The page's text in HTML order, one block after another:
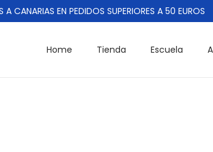
A CANARIAS EN PEDIDOS SUPERIORES A 50 EUROS
Home Tienda Escuela